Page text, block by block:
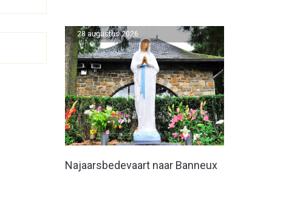
Najaarsbedevaart naar Banneux
28 augustus 2026